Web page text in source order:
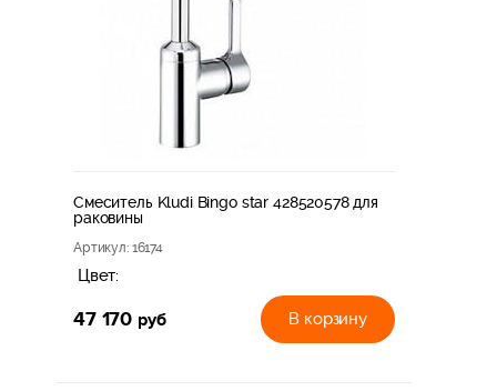
Смеситель Kludi Bingo star 428520578 для
раковины
Артикул: 16174
Цвет:
47 170 руб В корзину